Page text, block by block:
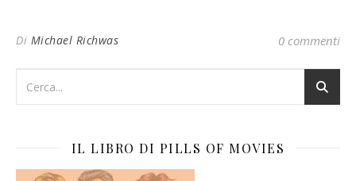
Di Michael Richwas 0 commenti
IL LIBRO DI PILLS OF MOVIES